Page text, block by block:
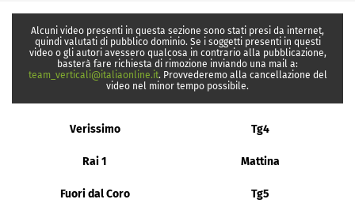
Alcuni video presenti in questa sezione sono stati presi da internet,
quindi valutati di pubblico dominio. Se i soggetti presenti in questi
video o gli autori avessero qualcosa in contrario alla pubblicazione,
basterà fare richiesta di rimozione inviando una mail a:
team_verticali@italiaonline.it. Provvederemo alla cancellazione del
video nel minor tempo possibile.
Verissimo Tg4
Rai 1 Mattina
Fuori dal Coro Tg5